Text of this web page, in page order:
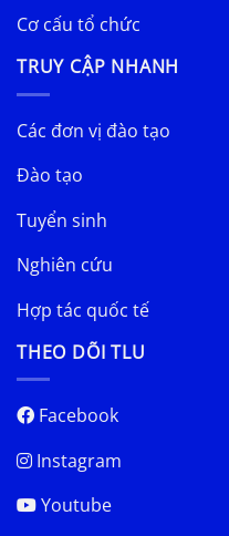
Cơ cấu tổ chức
TRUY CẬP NHANH
Các đơn vị đào tạo
Đào tạo
Tuyển sinh
Nghiên cứu
Hợp tác quốc tế
THEO DÕI TLU
Facebook
Instagram
Youtube